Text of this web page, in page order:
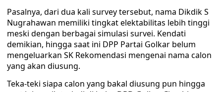
Pasalnya, dari dua kali survey tersebut, nama Dikdik S
Nugrahawan memiliki tingkat elektabilitas lebih tinggi
meski dengan berbagai simulasi survei. Kendati
demikian, hingga saat ini DPP Partai Golkar belum
mengeluarkan SK Rekomendasi mengenai nama calon
yang akan diusung.
Teka-teki siapa calon yang bakal diusung pun hingga